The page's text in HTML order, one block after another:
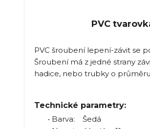
PVC
PVC šroubení lepení-závit se
Šroubení má z jedné strany
hadice, nebo trubky o
Technické parametry:
• Barva: Šedá